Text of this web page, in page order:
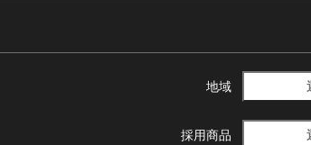
地域
採用商品